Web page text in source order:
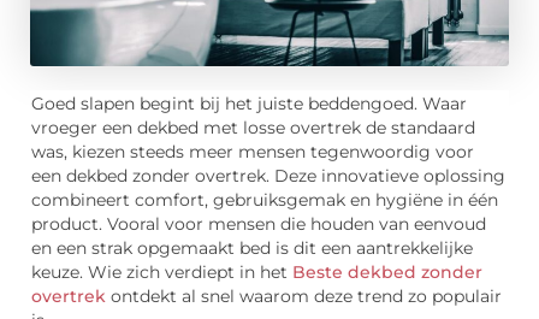
Goed slapen begint bij het juiste beddengoed. Waar
vroeger een dekbed met losse overtrek de standaard
was, kiezen steeds meer mensen tegenwoordig voor
een dekbed zonder overtrek. Deze innovatieve oplossing
combineert comfort, gebruiksgemak en hygiëne in één
product. Vooral voor mensen die houden van eenvoud
en een strak opgemaakt bed is dit een aantrekkelijke
keuze. Wie zich verdiept in het Beste dekbed zonder
overtrek ontdekt al snel waarom deze trend zo populair